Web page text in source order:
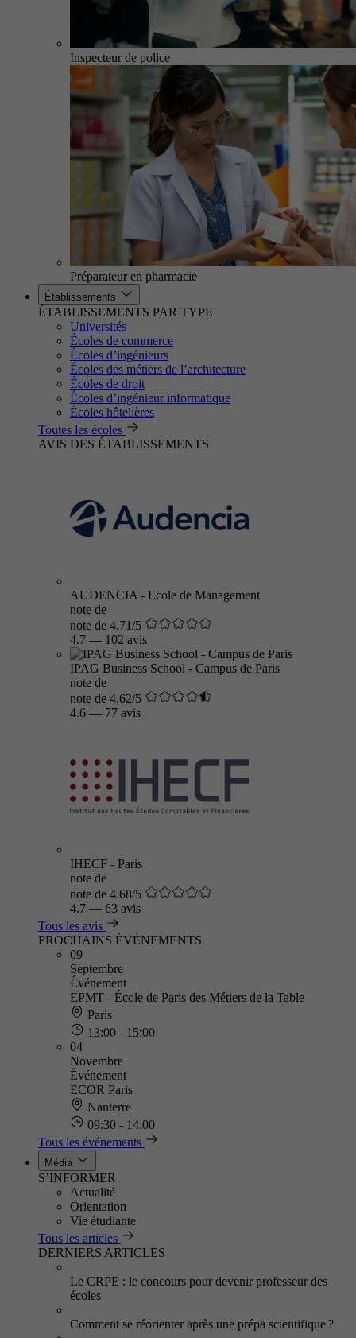
Inspecteur de police
Préparateur en pharmacie
Établissements
ÉTABLISSEMENTS PAR TYPE
Universités
Écoles de commerce
Écoles d’ingénieurs
Écoles des métiers de l’architecture
Écoles de droit
Écoles d’ingénieur informatique
Écoles hôtelières
Toutes les écoles
AVIS DES ÉTABLISSEMENTS
AUDENCIA - Ecole de Management
note de
note de 4.71/5
4.7 — 102 avis
IPAG Business School - Campus de Paris
note de
note de 4.62/5
4.6 — 77 avis
IHECF - Paris
note de
note de 4.68/5
4.7 — 63 avis
Tous les avis
PROCHAINS ÉVÈNEMENTS
09
Septembre
Événement
EPMT - École de Paris des Métiers de la Table
Paris
13:00 - 15:00
04
Novembre
Événement
ECOR Paris
Nanterre
09:30 - 14:00
Tous les événements
Média
S’INFORMER
Actualité
Orientation
Vie étudiante
Tous les articles
DERNIERS ARTICLES
Le CRPE : le concours pour devenir professeur des
écoles
Comment se réorienter après une prépa scientifique ?